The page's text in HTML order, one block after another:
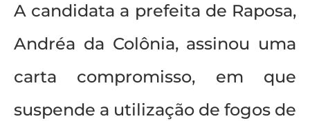
A candidata a prefeita de Raposa,
Andréa da Colônia, assinou uma
carta compromisso, em que
suspende a utilização de fogos de